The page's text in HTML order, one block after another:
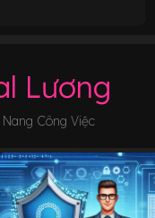
Lương
Công Việc